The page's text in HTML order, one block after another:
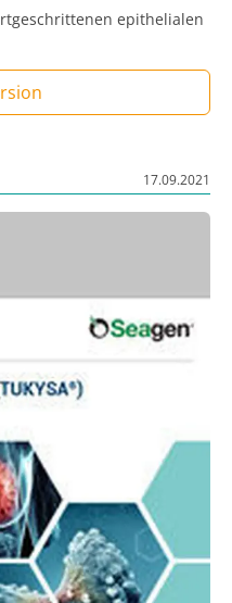
epithelialen
17.09.2021